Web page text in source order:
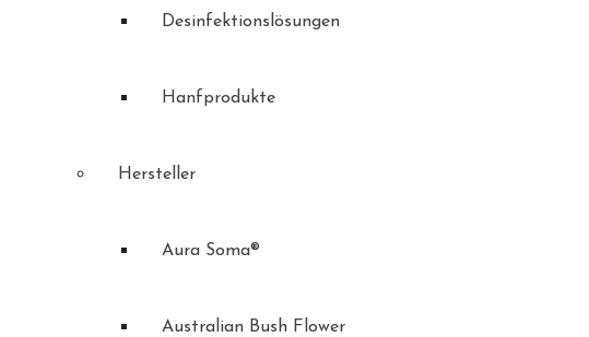
Desinfektionslösungen
Hanfprodukte
Hersteller
Aura Soma®
Australian Bush Flower